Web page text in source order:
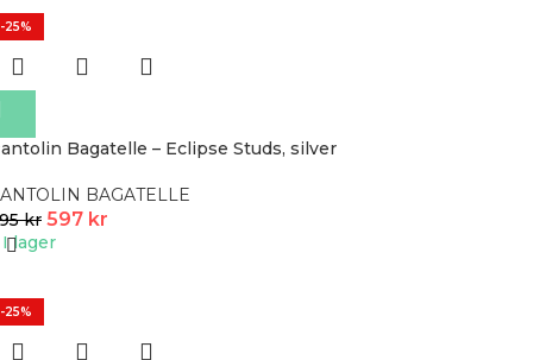
-25%
Bagatelle – Eclipse Studs, silver
BAGATELLE
kr 597 kr
I lager
-25%